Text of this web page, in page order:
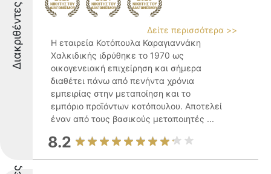
Διακριθέντες
Δείτε περισσότερα >>
Η εταιρεία Κοτόπουλα Καραγιαννάκη
Χαλκιδικής ιδρύθηκε το 1970 ως
οικογενειακή επιχείρηση και σήμερα
διαθέτει πάνω από πενήντα χρόνια
εμπειρίας στην μεταποίηση και το
εμπόριο προϊόντων κοτόπουλου. Αποτελεί
έναν από τους βασικούς μεταποιητές ...
8.2